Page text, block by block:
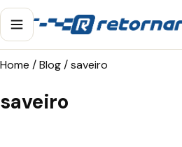
Home /Blog/saveiro
saveiro